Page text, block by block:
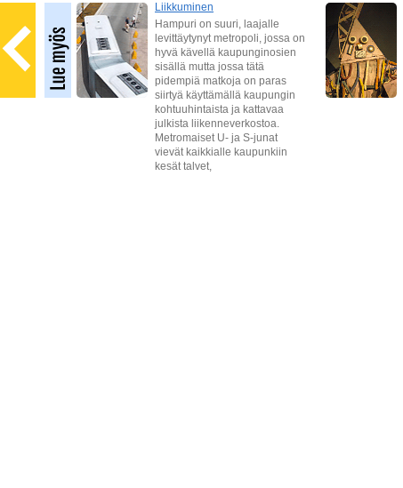
Liikkuminen
Hampuri on suuri, laajalle
levittäytynyt metropoli, jossa on
hyvä kävellä kaupunginosien
sisällä mutta jossa tätä
pidempiä matkoja on paras
siirtyä käyttämällä kaupungin
kohtuuhintaista ja kattavaa
julkista liikenneverkostoa.
Metromaiset U- ja S-junat
vievät kaikkialle kaupunkiin
kesät talvet,